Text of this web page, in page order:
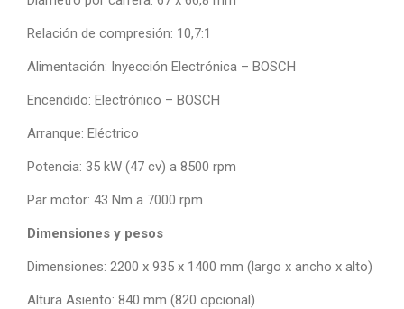
Relación de compresión: 10,7:1
Alimentación: Inyección Electrónica – BOSCH
Encendido: Electrónico – BOSCH
Arranque: Eléctrico
Potencia: 35 kW (47 cv) a 8500 rpm
Par motor: 43 Nm a 7000 rpm
Dimensiones y pesos
Dimensiones: 2200 x 935 x 1400 mm (largo x ancho x alto)
Altura Asiento: 840 mm (820 opcional)